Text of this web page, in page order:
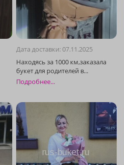
Дата доставки: 07.11.2025
Подробнее...